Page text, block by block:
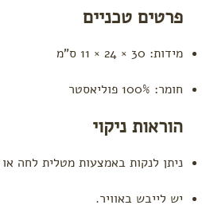
פריחות,
כוויות
הרגעה,
ושינה
המערכת
החיסונית
טיפול
וטיפוח
פרטים טכניים
מידות: 30 × 24 × 11 ס"מ
חומר: 100% פוליאסטר
הוראות ניקוי
ניתן לנקות באמצעות מטלית לחה
יש לייבש באוויר.